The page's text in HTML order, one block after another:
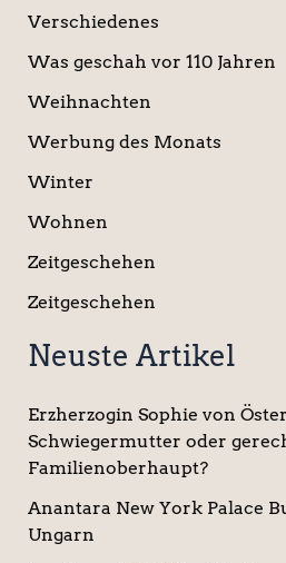
Verschiedenes
Was geschah vor 110 Jahren
Weihnachten
Werbung des Monats
Winter
Wohnen
Zeitgeschehen
Zeitgeschehen
Neuste Artikel
Erzherzogin Sophie von
Schwiegermutter oder
Familienoberhaupt?
Anantara New York Palace
Ungarn